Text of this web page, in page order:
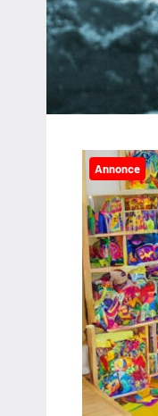
Annonce